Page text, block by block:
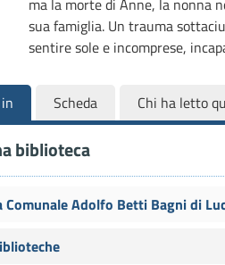
ma la morte di Änne, la nonna
sua famiglia. Un trauma
sentire sole e incomprese,
Scheda Chi ha letto
biblioteca
Comunale Adolfo Betti Bagni di